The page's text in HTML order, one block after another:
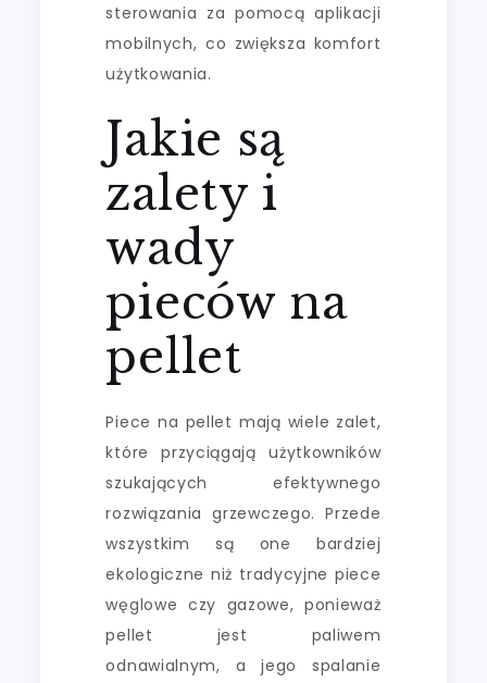
sterowania za pomocą aplikacji
mobilnych, co zwiększa komfort
użytkowania.
Jakie są
zalety i
wady
pieców na
pellet
Piece na pellet mają wiele zalet,
które przyciągają użytkowników
szukających efektywnego
rozwiązania grzewczego. Przede
wszystkim są one bardziej
ekologiczne niż tradycyjne piece
węglowe czy gazowe, ponieważ
pellet jest paliwem
odnawialnym, a jego spalanie